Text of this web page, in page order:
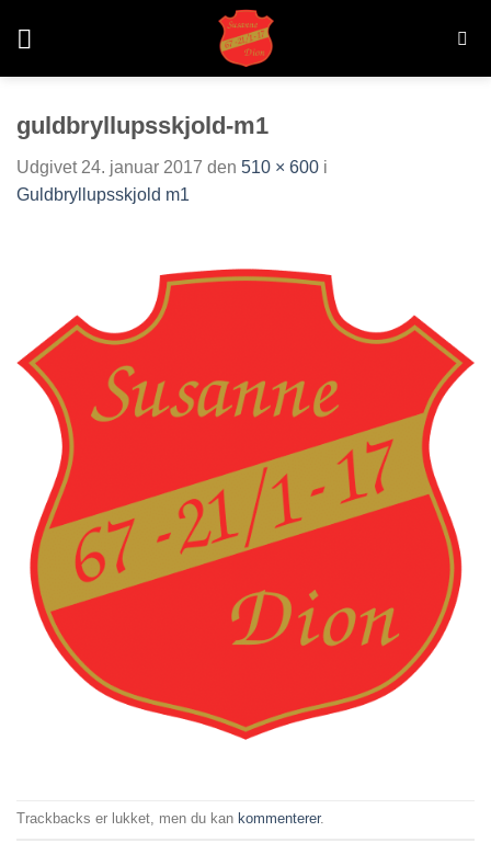
guldbryllupsskjold-m1
Udgivet 24. januar 2017 den 510 × 600 i
Guldbryllupsskjold m1
Trackbacks er lukket, men du kan kommenterer.